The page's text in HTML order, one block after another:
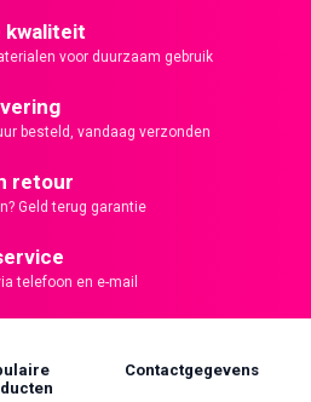
kwaliteit
voor duurzaam gebruik
besteld, vandaag verzonden
retour
Geld terug garantie
telefoon en e-mail
Contactgegevens